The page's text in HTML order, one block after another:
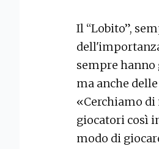
Il “Lobito”,
sempre hanno
ma anche
«Cerchiamo di
giocatori così
modo di